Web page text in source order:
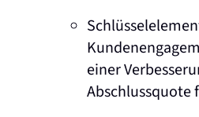
einer
Abschlussquote